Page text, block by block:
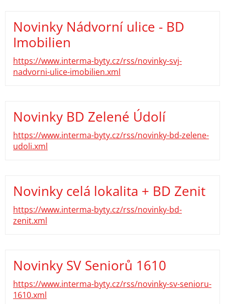
Novinky Nádvorní ulice - BD
Imobilien
https://www.interma-byty.cz/rss/novinky-svj-
nadvorni-ulice-imobilien.xml
Novinky BD Zelené Údolí
https://www.interma-byty.cz/rss/novinky-bd-zelene-
udoli.xml
Novinky celá lokalita + BD Zenit
https://www.interma-byty.cz/rss/novinky-bd-
zenit.xml
Novinky SV Seniorů 1610
https://www.interma-byty.cz/rss/novinky-sv-senioru-
1610.xml